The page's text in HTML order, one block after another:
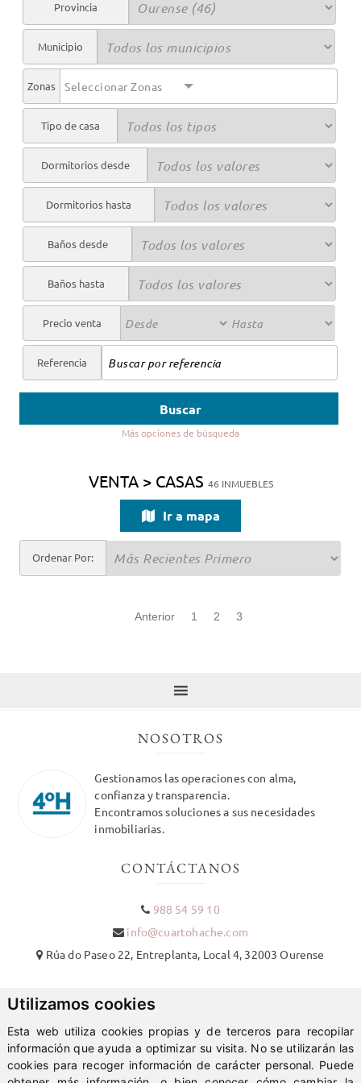
Utilizamos cookies
Esta web utiliza cookies propias y de terceros para recopilar
información que ayuda a optimizar su visita. No se utilizarán las
cookies para recoger información de carácter personal. Puede
Provincia
Municipio
Zonas Seleccionar Zonas
Tipo de casa
Dormitorios desde
Dormitorios hasta
Baños desde
Baños hasta
Precio venta
Referencia
Buscar
Más opciones de búsqueda
VENTA > CASAS 46 INMUEBLES
Ir a mapa
Ordenar Por:
Anterior 1 2 3
NOSOTROS
Gestionamos las operaciones con alma,
confianza y transparencia.
Encontramos soluciones a sus necesidades
inmobiliarias.
CONTÁCTANOS
988 54 59 10
info@cuartohache.com
Rúa do Paseo 22, Entreplanta, Local 4, 32003 Ourense
REDES SOCIALES